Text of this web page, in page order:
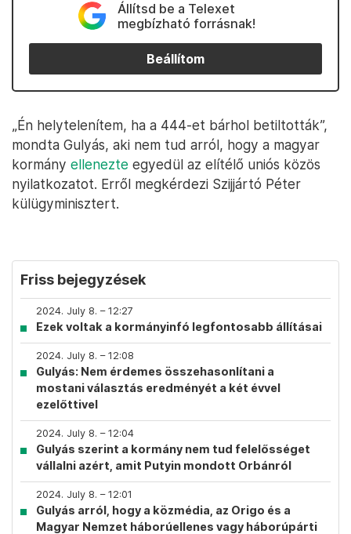
Állítsd be a Telexet
megbízható forrásnak!
Beállítom
„Én helytelenítem, ha a 444-et bárhol betiltották”,
mondta Gulyás, aki nem tud arról, hogy a magyar
kormány ellenezte egyedül az elítélő uniós közös
nyilatkozatot. Erről megkérdezi Szijjártó Péter
külügyminisztert.
Friss bejegyzések
2024. July 8. – 12:27
Ezek voltak a kormányinfó legfontosabb állításai
2024. July 8. – 12:08
Gulyás: Nem érdemes összehasonlítani a
mostani választás eredményét a két évvel
ezelőttivel
2024. July 8. – 12:04
Gulyás szerint a kormány nem tud felelősséget
vállalni azért, amit Putyin mondott Orbánról
2024. July 8. – 12:01
Gulyás arról, hogy a közmédia, az Origo és a
Magyar Nemzet háborúellenes vagy háborúpárti